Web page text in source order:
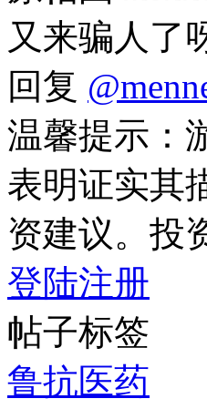
又来骗人了
回复
温馨提示：
表明证实其
资建议。投
登陆注册
帖子标签
鲁抗医药